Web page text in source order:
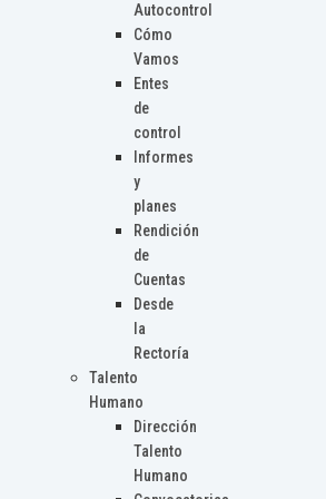
Autocontrol
Cómo
Vamos
Entes
de
control
Informes
y
planes
Rendición
de
Cuentas
Desde
la
Rectoría
Talento
Humano
Dirección
Talento
Humano